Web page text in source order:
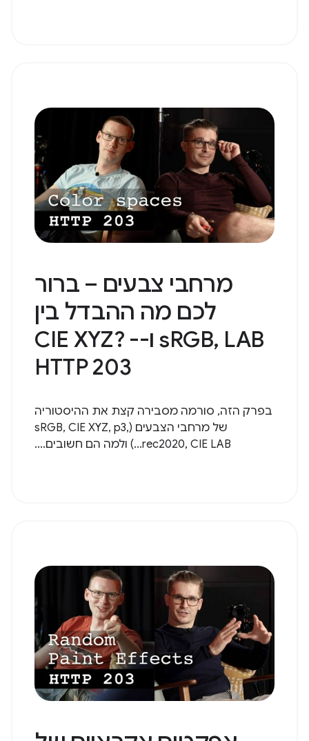
מרחבי צבעים – ברור
לכם מה ההבדל בין
sRGB, LAB ו-CIE XYZ? -
HTTP 203
בפרק הזה, סורמה מסבירה קצת את ההיסטוריה
של מרחבי הצבעים (sRGB, CIE XYZ, p3,
rec2020, CIE LAB...) ולמה הם חשובים....